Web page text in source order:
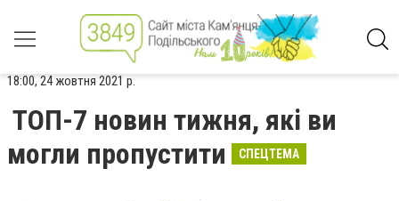
18:00, 24 жовтня 2021 р.
ТОП-7 новин тижня, які ви
могли пропустити
СПЕЦТЕМА